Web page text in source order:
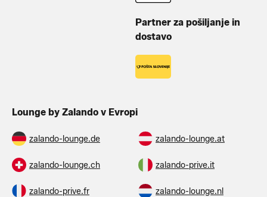
Partner za pošiljanje in
dostavo
Lounge by Zalando v Evropi
zalando-lounge.de zalando-lounge.at
zalando-lounge.ch zalando-prive.it
zalando-prive.fr zalando-lounge.nl